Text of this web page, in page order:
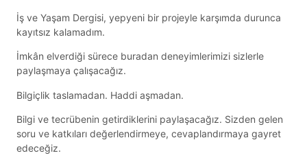
İş ve Yaşam Dergisi, yepyeni bir projeyle karşımda durunca
kayıtsız kalamadım.
İmkân elverdiği sürece buradan deneyimlerimizi sizlerle
paylaşmaya çalışacağız.
Bilgiçlik taslamadan. Haddi aşmadan.
Bilgi ve tecrübenin getirdiklerini paylaşacağız. Sizden gelen
soru ve katkıları değerlendirmeye, cevaplandırmaya gayret
edeceğiz.